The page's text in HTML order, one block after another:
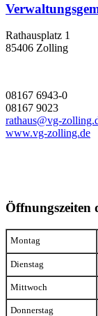
Rathausplatz 1
85406 Zolling
08167 6943-0
08167 9023
rathaus@vg-
www.vg-zolling.de
Öffnungszeiten
Montag
Dienstag
Mittwoch
Donnerstag